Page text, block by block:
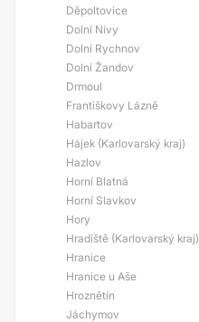
Děpoltovice
Dolní Nivy
Dolní Rychnov
Dolní Žandov
Drmoul
Františkovy Lázně
Habartov
Hájek (Karlovarský kraj)
Hazlov
Horní Blatná
Horní Slavkov
Hory
Hradiště (Karlovarský kraj)
Hranice
Hranice u Aše
Hroznětín
Jáchymov